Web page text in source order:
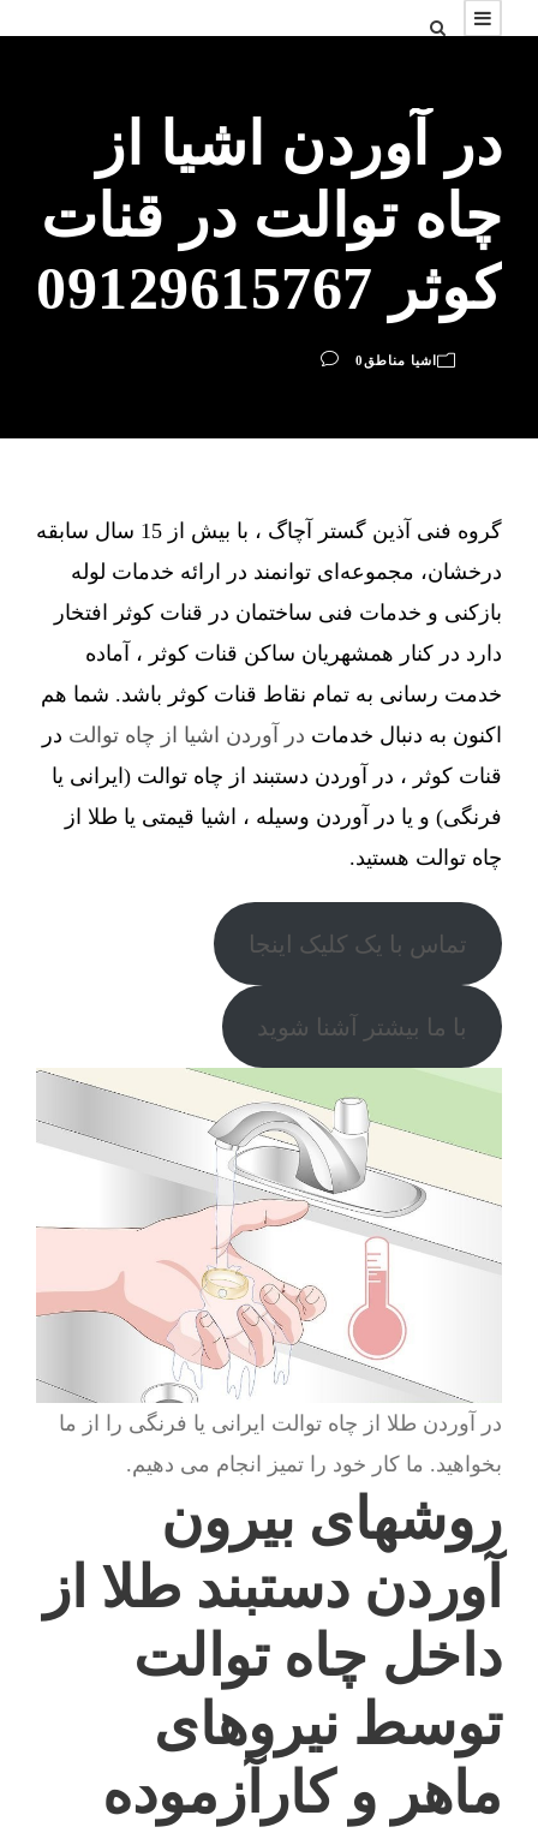
در آوردن اشیا از
چاه توالت در قنات
کوثر 09129615767
اشیا مناطق 0
گروه فنی آذین گستر آچاگ ، با بیش از 15 سال سابقه
درخشان، مجموعه‌ای توانمند در ارائه خدمات لوله
بازکنی و خدمات فنی ساختمان در قنات کوثر افتخار
دارد در کنار همشهریان ساکن قنات کوثر ، آماده
خدمت رسانی به تمام نقاط قنات کوثر باشد. شما هم
اکنون به دنبال خدمات در آوردن اشیا از چاه توالت در
قنات کوثر ، در آوردن دستبند از چاه توالت (ایرانی یا
فرنگی) و یا در آوردن وسیله ، اشیا قیمتی یا طلا از
چاه توالت هستید.
تماس با یک کلیک اینجا
با ما بیشتر آشنا شوید
در آوردن طلا از چاه توالت ایرانی یا فرنگی را از ما
بخواهید. ما کار خود را تمیز انجام می دهیم.
روشهای بیرون
آوردن دستبند طلا از
داخل چاه توالت
توسط نیروهای
ماهر و کارآزموده